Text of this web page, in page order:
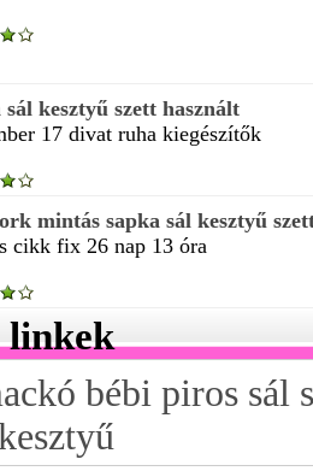
sál kesztyű szett használt
17 divat ruha kiegészítők
mintás sapka sál kesztyű
cikk fix 26 nap 13 óra
linkek
bébi piros sál